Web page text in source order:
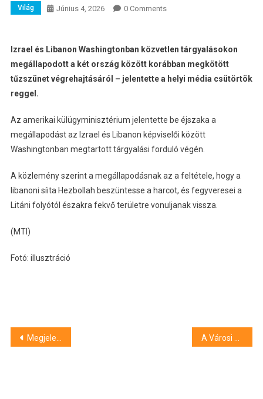
Világ Június 4, 2026 0 Comments
Izrael és Libanon Washingtonban közvetlen tárgyalásokon
megállapodott a két ország között korábban megkötött
tűzszünet végrehajtásáról – jelentette a helyi média csütörtök
reggel.
Az amerikai külügyminisztérium jelentette be éjszaka a
megállapodást az Izrael és Libanon képviselői között
Washingtonban megtartott tárgyalási forduló végén.
A közlemény szerint a megállapodásnak az a feltétele, hogy a
libanoni síita Hezbollah beszüntesse a harcot, és fegyveresei a
Litáni folyótól északra fekvő területre vonuljanak vissza.
(MTI)
Fotó: illusztráció
Bejegyzés
Megjelent a friss HVG